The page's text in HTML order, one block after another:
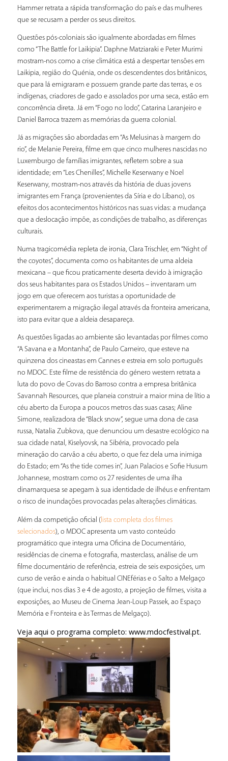
Hammer retrata a rápida transformação do país e das mulheres
que se recusam a perder os seus direitos.
Questões pós-coloniais são igualmente abordadas em filmes
como “The Battle for Laikipia”. Daphne Matziaraki e Peter Murimi
mostram-nos como a crise climática está a despertar tensões em
Laikipia, região do Quénia, onde os descendentes dos britânicos,
que para lá emigraram e possuem grande parte das terras, e os
indígenas, criadores de gado e assolados por uma seca, estão em
concorrência direta. Já em “Fogo no lodo”, Catarina Laranjeiro e
Daniel Barroca trazem as memórias da guerra colonial.
Já as migrações são abordadas em “As Melusinas à margem do
rio”, de Melanie Pereira, filme em que cinco mulheres nascidas no
Luxemburgo de famílias imigrantes, refletem sobre a sua
identidade; em “Les Chenilles”, Michelle Keserwany e Noel
Keserwany, mostram-nos através da história de duas jovens
imigrantes em França (provenientes da Síria e do Líbano), os
efeitos dos acontecimentos históricos nas suas vidas: a mudança
que a deslocação impõe, as condições de trabalho, as diferenças
culturais.
Numa tragicomédia repleta de ironia, Clara Trischler, em “Night of
the coyotes”, documenta como os habitantes de uma aldeia
mexicana – que ficou praticamente deserta devido à imigração
dos seus habitantes para os Estados Unidos – inventaram um
jogo em que oferecem aos turistas a oportunidade de
experimentarem a migração ilegal através da fronteira americana,
isto para evitar que a aldeia desapareça.
As questões ligadas ao ambiente são levantadas por filmes como
“A Savana e a Montanha”, de Paulo Carneiro, que esteve na
quinzena dos cineastas em Cannes e estreia em solo português
no MDOC. Este filme de resistência do género western retrata a
luta do povo de Covas do Barroso contra a empresa britânica
Savannah Resources, que planeia construir a maior mina de lítio a
céu aberto da Europa a poucos metros das suas casas; Aline
Simone, realizadora de “Black snow”, segue uma dona de casa
russa, Natalia Zubkova, que denunciou um desastre ecológico na
sua cidade natal, Kiselyovsk, na Sibéria, provocado pela
mineração do carvão a céu aberto, o que fez dela uma inimiga
do Estado; em “As the tide comes in”, Juan Palacios e Sofie Husum
Johannese, mostram como os 27 residentes de uma ilha
dinamarquesa se apegam à sua identidade de ilhéus e enfrentam
o risco de inundações provocadas pelas alterações climáticas.
Além da competição oficial (lista completa dos filmes
selecionados), o MDOC apresenta um vasto conteúdo
programático que integra uma Oficina de Documentário,
residências de cinema e fotografia, masterclass, análise de um
filme documentário de referência, estreia de seis exposições, um
curso de verão e ainda o habitual CINEférias e o Salto a Melgaço
(que inclui, nos dias 3 e 4 de agosto, a projeção de filmes, visita a
exposições, ao Museu de Cinema Jean-Loup Passek, ao Espaço
Memória e Fronteira e às Termas de Melgaço).
Veja aqui o programa completo: www.mdocfestival.pt.